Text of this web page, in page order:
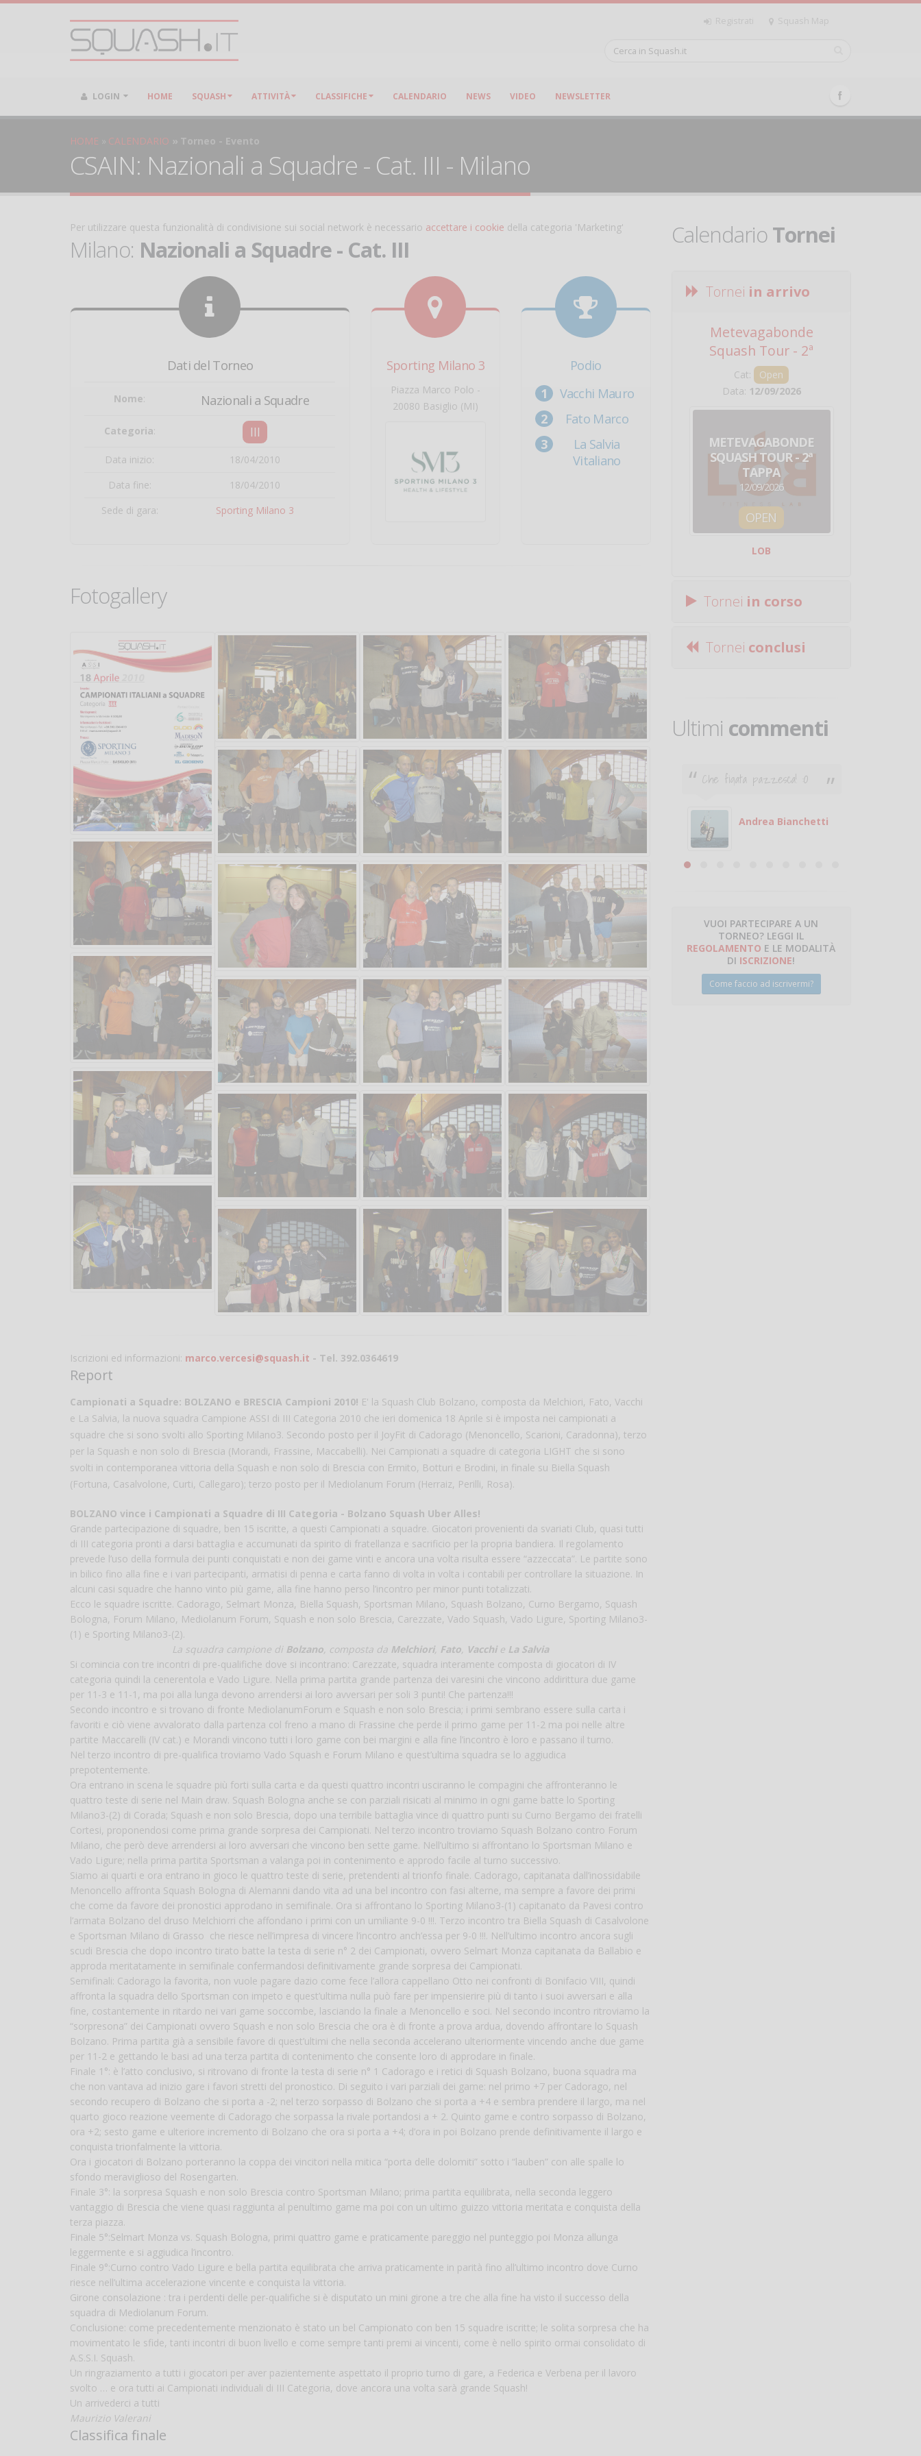
Registrati Squash Map
LOGIN HOME SQUASH ATTIVITÀ CLASSIFICHE CALENDARIO NEWS VIDEO NEWSLETTER
HOME CALENDARIO Torneo - Evento
CSAIN: Nazionali a Squadre - Cat. III - Milano
Per utilizzare questa funzionalità di condivisione sui social network è necessario accettare i cookie della categoria 'Marketing'
Milano: Nazionali a Squadre - Cat. III
Dati del Torneo
Nome: Nazionali a Squadre
Categoria: III
Data inizio:
18/04/2010
Data fine:
18/04/2010
Sede di gara:
Sporting Milano 3
Sporting Milano 3
Piazza Marco Polo -
20080 Basiglio (MI)
Podio
Vacchi Mauro
Fato Marco
La Salvia
Vitaliano
Fotogallery
Iscrizioni ed informazioni: marco.vercesi@squash.it - Tel. 392.0364619
Report
Campionati a Squadre: BOLZANO e BRESCIA Campioni 2010! E' la Squash Club Bolzano, composta da Melchiori, Fato, Vacchi
e La Salvia, la nuova squadra Campione ASSI di III Categoria 2010 che ieri domenica 18 Aprile si è imposta nei campionati a
squadre che si sono svolti allo Sporting Milano3. Secondo posto per il JoyFit di Cadorago (Menoncello, Scarioni, Caradonna), terzo
per la Squash e non solo di Brescia (Morandi, Frassine, Maccabelli). Nei Campionati a squadre di categoria LIGHT che si sono
svolti in contemporanea vittoria della Squash e non solo di Brescia con Ermito, Botturi e Brodini, in finale su Biella Squash
(Fortuna, Casalvolone, Curti, Callegaro); terzo posto per il Mediolanum Forum (Herraiz, Perilli, Rosa).
BOLZANO vince i Campionati a Squadre di III Categoria - Bolzano Squash Uber Alles!
Grande partecipazione di squadre, ben 15 iscritte, a questi Campionati a squadre. Giocatori provenienti da svariati Club, quasi tutti
di III categoria pronti a darsi battaglia e accumunati da spirito di fratellanza e sacrificio per la propria bandiera. Il regolamento
prevede l’uso della formula dei punti conquistati e non dei game vinti e ancora una volta risulta essere “azzeccata”. Le partite sono
in bilico fino alla fine e i vari partecipanti, armatisi di penna e carta fanno di volta in volta i contabili per controllare la situazione. In
alcuni casi squadre che hanno vinto più game, alla fine hanno perso l’incontro per minor punti totalizzati.
Ecco le squadre iscritte. Cadorago, Selmart Monza, Biella Squash, Sportsman Milano, Squash Bolzano, Curno Bergamo, Squash
Bologna, Forum Milano, Mediolanum Forum, Squash e non solo Brescia, Carezzate, Vado Squash, Vado Ligure, Sporting Milano3-
(1) e Sporting Milano3-(2).
La squadra campione di Bolzano, composta da Melchiori, Fato, Vacchi e La Salvia
Si comincia con tre incontri di pre-qualifiche dove si incontrano: Carezzate, squadra interamente composta di giocatori di IV
categoria quindi la cenerentola e Vado Ligure. Nella prima partita grande partenza dei varesini che vincono addirittura due game
per 11-3 e 11-1, ma poi alla lunga devono arrendersi ai loro avversari per soli 3 punti! Che partenza!!!
Secondo incontro e si trovano di fronte MediolanumForum e Squash e non solo Brescia; i primi sembrano essere sulla carta i
favoriti e ciò viene avvalorato dalla partenza col freno a mano di Frassine che perde il primo game per 11-2 ma poi nelle altre
partite Maccarelli (IV cat.) e Morandi vincono tutti i loro game con bei margini e alla fine l’incontro è loro e passano il turno.
Nel terzo incontro di pre-qualifica troviamo Vado Squash e Forum Milano e quest’ultima squadra se lo aggiudica
prepotentemente.
Ora entrano in scena le squadre più forti sulla carta e da questi quattro incontri usciranno le compagini che affronteranno le
quattro teste di serie nel Main draw. Squash Bologna anche se con parziali risicati al minimo in ogni game batte lo Sporting
Milano3-(2) di Corada; Squash e non solo Brescia, dopo una terribile battaglia vince di quattro punti su Curno Bergamo dei fratelli
Cortesi, proponendosi come prima grande sorpresa dei Campionati. Nel terzo incontro troviamo Squash Bolzano contro Forum
Milano, che però deve arrendersi ai loro avversari che vincono ben sette game. Nell’ultimo si affrontano lo Sportsman Milano e
Vado Ligure; nella prima partita Sportsman a valanga poi in contenimento e approdo facile al turno successivo.
Siamo ai quarti e ora entrano in gioco le quattro teste di serie, pretendenti al trionfo finale. Cadorago, capitanata dall’inossidabile
Menoncello affronta Squash Bologna di Alemanni dando vita ad una bel incontro con fasi alterne, ma sempre a favore dei primi
che come da favore dei pronostici approdano in semifinale. Ora si affrontano lo Sporting Milano3-(1) capitanato da Pavesi contro
l’armata Bolzano del druso Melchiorri che affondano i primi con un umiliante 9-0 !!!. Terzo incontro tra Biella Squash di Casalvolone
e Sportsman Milano di Grasso che riesce nell’impresa di vincere l’incontro anch’essa per 9-0 !!!. Nell’ultimo incontro ancora sugli
scudi Brescia che dopo incontro tirato batte la testa di serie n° 2 dei Campionati, ovvero Selmart Monza capitanata da Ballabio e
approda meritatamente in semifinale confermandosi definitivamente grande sorpresa dei Campionati.
Semifinali: Cadorago la favorita, non vuole pagare dazio come fece l’allora cappellano Otto nei confronti di Bonifacio VIII, quindi
affronta la squadra dello Sportsman con impeto e quest’ultima nulla può fare per impensierire più di tanto i suoi avversari e alla
fine, costantemente in ritardo nei vari game soccombe, lasciando la finale a Menoncello e soci. Nel secondo incontro ritroviamo la
“sorpresona” dei Campionati ovvero Squash e non solo Brescia che ora è di fronte a prova ardua, dovendo affrontare lo Squash
Bolzano. Prima partita già a sensibile favore di quest’ultimi che nella seconda accelerano ulteriormente vincendo anche due game
per 11-2 e gettando le basi ad una terza partita di contenimento che consente loro di approdare in finale.
Finale 1°: è l’atto conclusivo, si ritrovano di fronte la testa di serie n° 1 Cadorago e i retici di Squash Bolzano, buona squadra ma
che non vantava ad inizio gare i favori stretti del pronostico. Di seguito i vari parziali dei game: nel primo +7 per Cadorago, nel
secondo recupero di Bolzano che si porta a -2; nel terzo sorpasso di Bolzano che si porta a +4 e sembra prendere il largo, ma nel
quarto gioco reazione veemente di Cadorago che sorpassa la rivale portandosi a + 2. Quinto game e contro sorpasso di Bolzano,
ora +2; sesto game e ulteriore incremento di Bolzano che ora si porta a +4; d’ora in poi Bolzano prende definitivamente il largo e
conquista trionfalmente la vittoria.
Ora i giocatori di Bolzano porteranno la coppa dei vincitori nella mitica “porta delle dolomiti” sotto i “lauben” con alle spalle lo
sfondo meraviglioso del Rosengarten.
Finale 3°: la sorpresa Squash e non solo Brescia contro Sportsman Milano; prima partita equilibrata, nella seconda leggero
vantaggio di Brescia che viene quasi raggiunta al penultimo game ma poi con un ultimo guizzo vittoria meritata e conquista della
terza piazza.
Finale 5°:Selmart Monza vs. Squash Bologna, primi quattro game e praticamente pareggio nel punteggio poi Monza allunga
leggermente e si aggiudica l’incontro.
Finale 9°:Curno contro Vado Ligure e bella partita equilibrata che arriva praticamente in parità fino all’ultimo incontro dove Curno
riesce nell’ultima accelerazione vincente e conquista la vittoria.
Girone consolazione : tra i perdenti delle per-qualifiche si è disputato un mini girone a tre che alla fine ha visto il successo della
squadra di Mediolanum Forum.
Conclusione: come precedentemente menzionato è stato un bel Campionato con ben 15 squadre iscritte; le solita sorpresa che ha
movimentato le sfide, tanti incontri di buon livello e come sempre tanti premi ai vincenti, come è nello spirito ormai consolidato di
A.S.S.I. Squash.
Un ringraziamento a tutti i giocatori per aver pazientemente aspettato il proprio turno di gare, a Federica e Verbena per il lavoro
svolto … e ora tutti ai Campionati individuali di III Categoria, dove ancora una volta sarà grande Squash!
Un arrivederci a tutti
Maurizio Valerani
Classifica finale
CalendarioTornei
Tornei in arrivo
Metevagabonde
Squash Tour - 2ª
Tappa
Cat:
Open
Data: 12/09/2026
METEVAGABONDE
SQUASH TOUR - 2ª
TAPPA
12/09/2026
OPEN
LOB
Tornei in corso
Tornei conclusi
Ultimi commenti
Salve,
come fare per prenotare
il campo per giocare con
un mio amico?
Devo chiamare il numero
telefonico o si può fare
online?
Grazie
Vanessa Catalano
Che figata pazzesca! :O
Andrea Bianchetti
Ciao. Sono a Treviglio da
puoi giocare fammi sapere.
VUOI PARTECIPARE A UN
TORNEO? LEGGI IL
REGOLAMENTO E LE MODALITÀ
DI ISCRIZIONE!
Come faccio ad iscrivermi?